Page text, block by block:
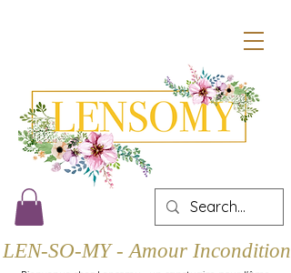
LEN-SO-MY - Amour